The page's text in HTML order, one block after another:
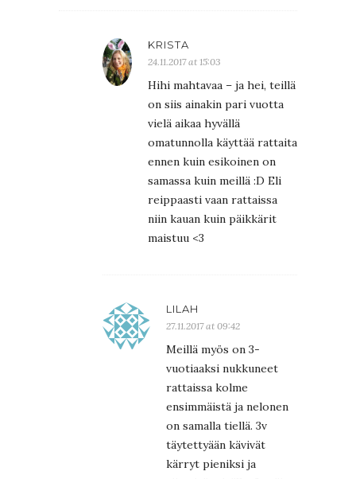
KRISTA
24.11.2017 at 15:03
Hihi mahtavaa – ja hei, teillä
on siis ainakin pari vuotta
vielä aikaa hyvällä
omatunnolla käyttää rattaita
ennen kuin esikoinen on
samassa kuin meillä :D Eli
reippaasti vaan rattaissa
niin kauan kuin päikkärit
maistuu <3
LILAH
27.11.2017 at 09:42
Meillä myös on 3-
vuotiaaksi nukkuneet
rattaissa kolme
ensimmäistä ja nelonen
on samalla tiellä. 3v
täytettyään kävivät
kärryt pieniksi ja